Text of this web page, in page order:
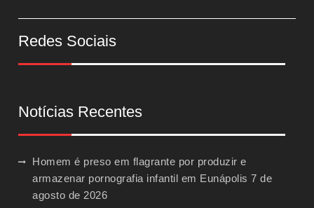
Redes Sociais
Notícias Recentes
Homem é preso em flagrante por produzir e
armazenar pornografia infantil em Eunápolis 7 de
agosto de 2026